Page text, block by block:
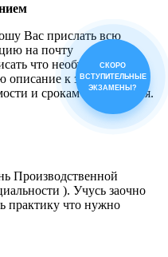
Вас прислать всю
на почту
что необходимо
описание к заданиям и
и срокам выполнения.
Производственной
). Учусь заочно
практику что нужно
СКОРО
ВСТУПИТЕЛЬНЫЕ
ЭКЗАМЕНЫ?